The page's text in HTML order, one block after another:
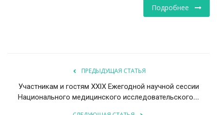
Подробнее
ПРЕДЫДУЩАЯ СТАТЬЯ
Участникам и гостям XXIX Ежегодной научной сессии
Национального медицинского исследовательского...